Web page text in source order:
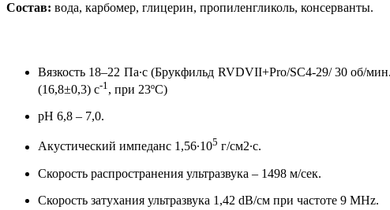
Состав: вода, карбомер, глицерин, пропиленгликоль, консерванты.
Вязкость 18–22 Па∙с (Брукфильд RVDVII+Pro/SC4-29/ 30 об/
(16,8±0,3) с-1, при 23ºС)
рН 6,8 – 7,0.
Акустический импеданс 1,56∙105 г/см2∙с.
Скорость распространения ультразвука – 1498 м/сек.
Скорость затухания ультразвука 1,42 dB/см при частоте 9 МНz.